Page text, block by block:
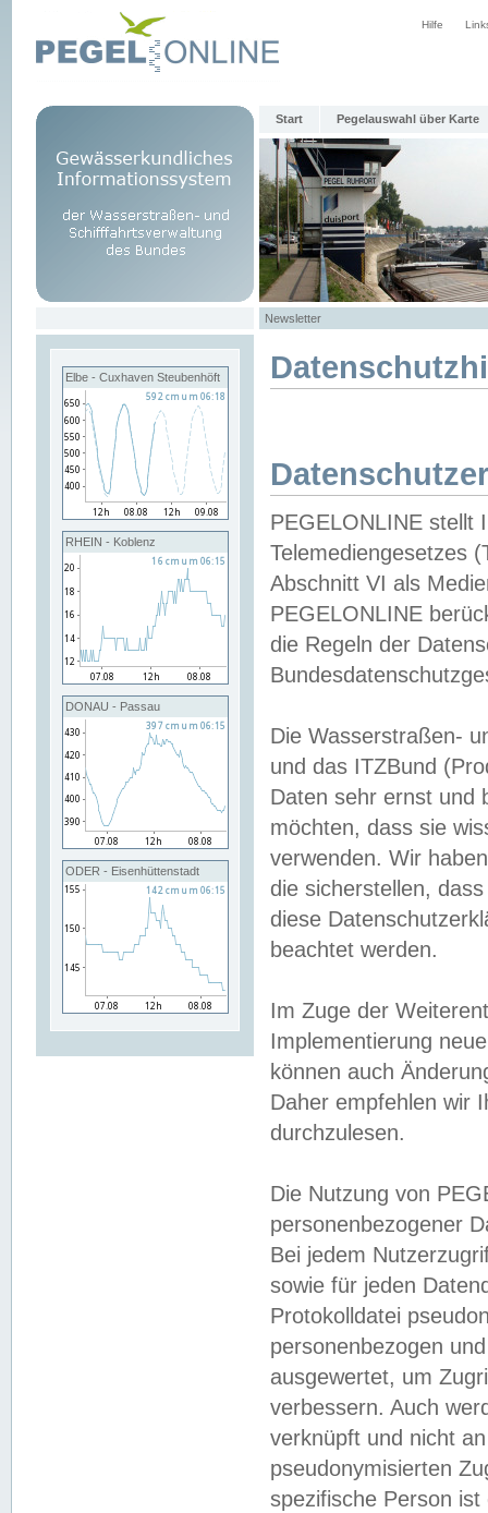
Hilfe
Start Pegelauswahl über Karte
Newsletter
Elbe - Cuxhaven Steubenhöft
RHEIN - Koblenz
DONAU - Passau
ODER - Eisenhüttenstadt
PEGELONLINE stellt
Telemediengesetzes
Abschnitt VI als
PEGELONLINE
die Regeln der
Die Wasserstraßen-
und das ITZBund
Daten sehr ernst und
möchten, dass sie
verwenden. Wir
die sicherstellen,
diese
beachtet werden.
Im Zuge der
Implementierung
können auch
Daher empfehlen wir
durchzulesen.
Die Nutzung von
personenbezogener
Bei jedem
sowie für jeden
Protokolldatei
personenbezogen
ausgewertet, um
verbessern. Auch
verknüpft und nicht
pseudonymisierten
spezifische Person